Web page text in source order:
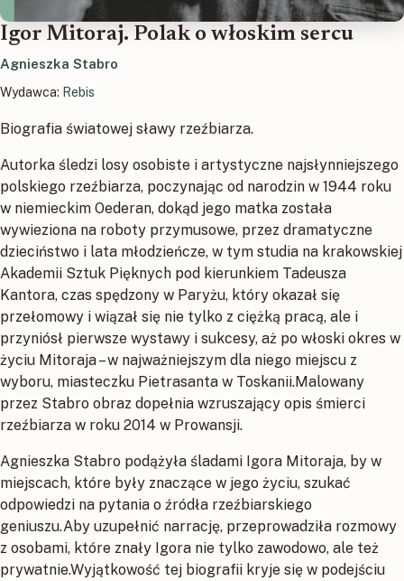
Igor Mitoraj. Polak o włoskim sercu
Agnieszka Stabro
Wydawca: Rebis
Biografia światowej sławy rzeźbiarza.
Autorka śledzi losy osobiste i artystyczne najsłynniejszego
polskiego rzeźbiarza, poczynając od narodzin w 1944 roku
w niemieckim Oederan, dokąd jego matka została
wywieziona na roboty przymusowe, przez dramatyczne
dzieciństwo i lata młodzieńcze, w tym studia na krakowskiej
Akademii Sztuk Pięknych pod kierunkiem Tadeusza
Kantora, czas spędzony w Paryżu, który okazał się
przełomowy i wiązał się nie tylko z ciężką pracą, ale i
przyniósł pierwsze wystawy i sukcesy, aż po włoski okres w
życiu Mitoraja – w najważniejszym dla niego miejscu z
wyboru, miasteczku Pietrasanta w Toskanii.Malowany
przez Stabro obraz dopełnia wzruszający opis śmierci
rzeźbiarza w roku 2014 w Prowansji.
Agnieszka Stabro podążyła śladami Igora Mitoraja, by w
miejscach, które były znaczące w jego życiu, szukać
odpowiedzi na pytania o źródła rzeźbiarskiego
geniuszu.Aby uzupełnić narrację, przeprowadziła rozmowy
z osobami, które znały Igora nie tylko zawodowo, ale też
prywatnie.Wyjątkowość tej biografii kryje się w podejściu